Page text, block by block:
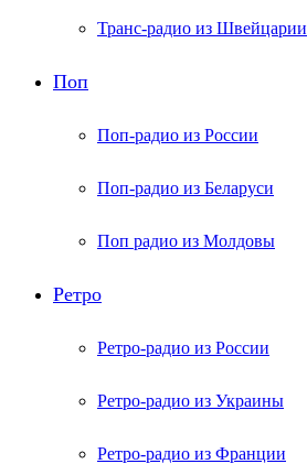
Транс-радио из Швейцарии
Поп
Поп-радио из России
Поп-радио из Беларуси
Поп радио из Молдовы
Ретро
Ретро-радио из России
Ретро-радио из Украины
Ретро-радио из Франции